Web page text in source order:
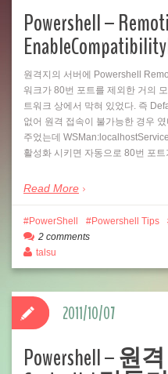
Powershell –
원격지의 서버에 Powershell
워크가 80번 포트를 제외한 거의
트워크 상에서 막혀 있었다. 즉
없어 원격 접속이 불가능한 경우
주었는데
활성화 시키면 자동으로 80번 포
Read More
PowerShell Powershell Tips
2 comments
talsu
Powershell –
2011/10/07